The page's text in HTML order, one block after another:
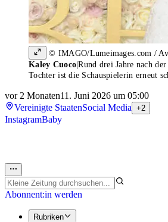
© IMAGO/Lumeimages.com /
Kaley Cuoco |Rund drei Jahre nach
Tochter ist die Schauspielerin erneut
vor 2 Monaten11. Juni 2026 um 05:00
Vereinigte StaatenSocial Media +2
InstagramBaby
Abonnent:in werden
Rubriken